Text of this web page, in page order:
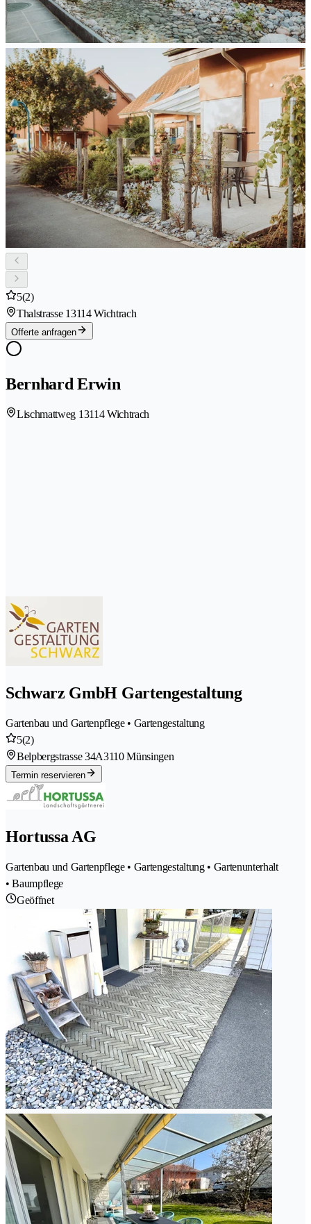
5(2)
Thalstrasse 13114 Wichtrach
Offerte anfragen
Bernhard Erwin
Lischmattweg 13114 Wichtrach
Schwarz GmbH Gartengestaltung
Gartenbau und Gartenpflege • Gartengestaltung
5(2)
Belpbergstrasse 34A3110 Münsingen
Termin reservieren
Hortussa AG
Gartenbau und Gartenpflege • Gartengestaltung • Gartenunterhalt
• Baumpflege
Geöffnet